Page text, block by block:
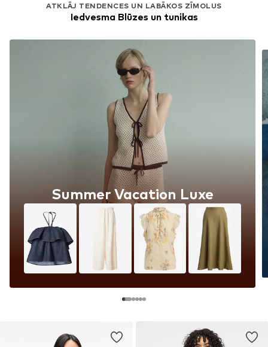
ATKLĀJ TENDENCES UN LABĀKOS ZĪMOLUS
Iedvesma Blūzes un tunikas
Summer Vacation Luxe